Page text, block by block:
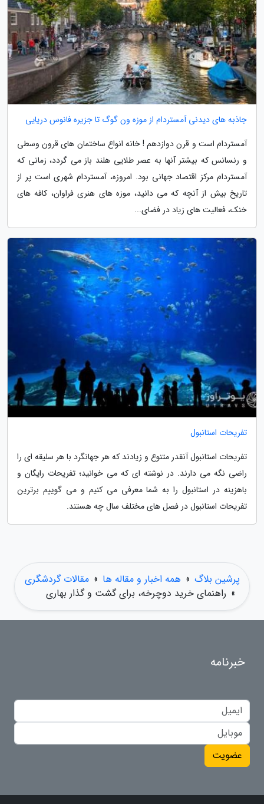
جاذبه های دیدنی آمستردام از موزه ون گوگ تا جزیره فانوس دریایی
آمستردام است و قرن دوازدهم ! خانه انواع ساختمان های قرون وسطی
و رنسانس که بیشتر آنها به عصر طلایی هلند باز می گردد، زمانی که
آمستردام مرکز اقتصاد جهانی بود. امروزه، آمستردام شهری است پر از
تاریخ بیش از آنچه که می دانید، موزه های هنری فراوان، کافه های
خنک، فعالیت های زیاد در فضای...
تفریحات استانبول
تفریحات استانبول آنقدر متنوع و زیادند که هر جهانگرد با هر سلیقه ای را
راضی نگه می دارند. در نوشته ای که می خوانید؛ تفریحات رایگان و
باهزینه در استانبول را به شما معرفی می کنیم و می گوییم برترین
تفریحات استانبول در فصل های مختلف سال چه هستند.
پرشین بلاگ » همه اخبار و مقاله ها » مقالات گردشگری
» راهنمای خرید دوچرخه، برای گشت و گذار بهاری
خبرنامه
عضویت